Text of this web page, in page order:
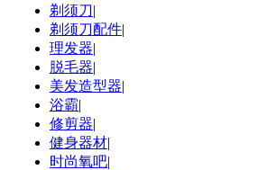
剃须刀|
剃须刀配件|
理发器|
脱毛器|
美发造型器|
浴霸|
修剪器|
健身器材|
时尚氧吧|